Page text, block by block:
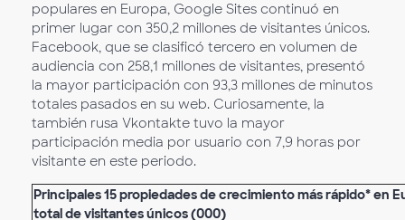
populares en Europa, Google Sites continuó en
primer lugar con 350,2 millones de visitantes únicos.
Facebook, que se clasificó tercero en volumen de
audiencia con 258,1 millones de visitantes, presentó
la mayor participación con 93,3 millones de minutos
totales pasados en su web. Curiosamente, la
también rusa Vkontakte tuvo la mayor
participación media por usuario con 7,9 horas por
visitante en este periodo.
Principales 15 propiedades de crecimiento más rápido* en
total de visitantes únicos (000)